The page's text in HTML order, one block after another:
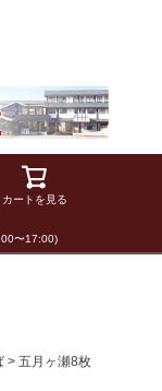
カートを見る
〜17:00)
五月ヶ瀬8枚